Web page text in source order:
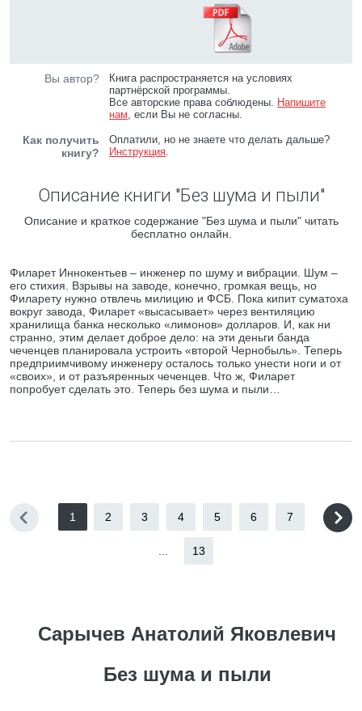
Вы автор?
Книга распространяется на условиях
партнёрской программы.
Все авторские права соблюдены. Напишите
нам, если Вы не согласны.
Как получить
книгу?
Оплатили, но не знаете что делать дальше?
Инструкция.
Описание книги "Без шума и пыли"
Описание и краткое содержание "Без шума и пыли" читать
бесплатно онлайн.
Филарет Иннокентьев – инженер по шуму и вибрации. Шум –
его стихия. Взрывы на заводе, конечно, громкая вещь, но
Филарету нужно отвлечь милицию и ФСБ. Пока кипит суматоха
вокруг завода, Филарет «высасывает» через вентиляцию
хранилища банка несколько «лимонов» долларов. И, как ни
странно, этим делает доброе дело: на эти деньги банда
чеченцев планировала устроить «второй Чернобыль». Теперь
предприимчивому инженеру осталось только унести ноги и от
«своих», и от разъяренных чеченцев. Что ж, Филарет
попробует сделать это. Теперь без шума и пыли…
1 2 3 4 5 6 7
13
Сарычев Анатолий Яковлевич
Без шума и пыли